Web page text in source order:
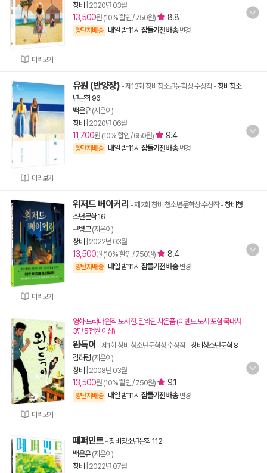
미리보기
창비
2020년 03월
13,500원 (10% 할인 / 750원) 8.8
양탄자배송 내일 밤 11시 잠들기전 배송 변경
미리보기
유원 (반양장) - 제13회 창비청소년문학상 수상작-창비청소
년문학 96
백온유(지은이)
창비
2020년 06월
11,700원 (10% 할인 / 650원) 9.4
양탄자배송 내일 밤 11시 잠들기전 배송 변경
미리보기
위저드 베이커리 - 제2회 창비 청소년문학상 수상작-창비청
소년문학 16
구병모(지은이)
창비
2022년 03월
13,500원 (10% 할인 / 750원) 8.4
양탄자배송 내일 밤 11시 잠들기전 배송 변경
미리보기
영화·드라마 원작 도서전. 알라딘 사은품 (이벤트 도서 포함 국내서
3만 5천원 이상)
완득이 - 제1회 창비 청소년문학상 수상작-창비청소년문학 8
김려령(지은이)
창비
2008년 03월
13,500원 (10% 할인 / 750원) 9.1
양탄자배송 내일 밤 11시 잠들기전 배송 변경
페퍼민트 -창비청소년문학 112
백온유(지은이)
창비
2022년 07월